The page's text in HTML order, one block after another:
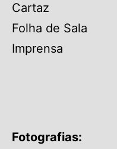
Cartaz
Folha de Sala
Imprensa
Fotografias: